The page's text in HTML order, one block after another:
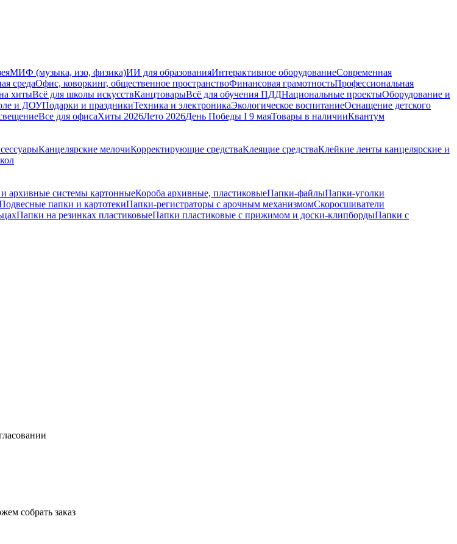
МИФ (музыка, изо, физика)ИИ для образованияИнтерактивное оборудованиеСовременная
средаОфис, коворкинг, общественное пространствоФинансовая грамотностьПрофессиональная
хитыВсё для школы искусствКанцтоварыВсё для обучения ПДДНациональные проектыОборудование и
и ДОУПодарки и праздникиТехника и электроникаЭкологическое воспитаниеОснащение детского
Все для офисаХиты 2026Лето 2026День Победы I 9 маяТовары в наличииКвантум
Канцелярские мелочиКорректирующие средстваКлеящие средстваКлейкие ленты канцелярские и
архивные системы картонныеКороба архивные, пластиковыеПапки-файлыПапки-уголки
папки и картотекиПапки-регистраторы с арочным механизмомСкоросшиватели
Папки на резинках пластиковыеПапки пластиковые с прижимом и доски-клипбордыПапки с
собрать заказ